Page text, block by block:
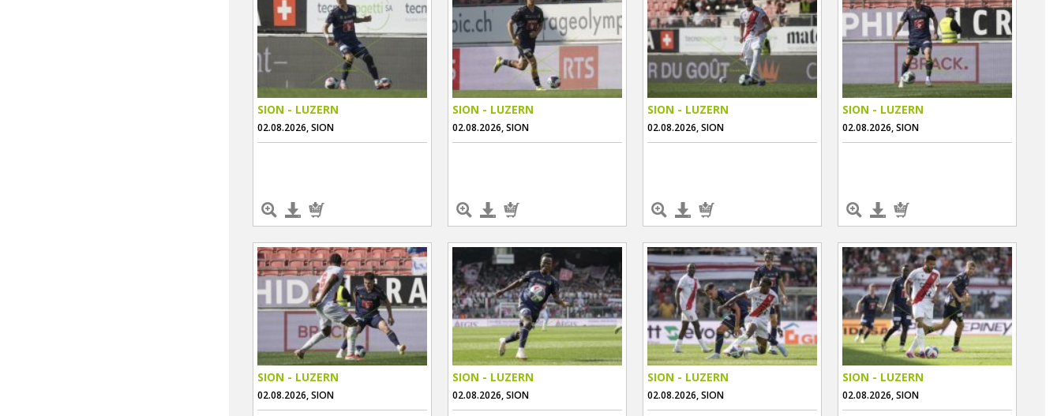
SION - LUZERN
02.08.2026, SION
SION - LUZERN
02.08.2026, SION
SION - LUZERN
02.08.2026, SION
SION - LUZERN
02.08.2026, SION
SION - LUZERN
02.08.2026, SION
SION - LUZERN
02.08.2026, SION
SION - LUZERN
02.08.2026, SION
SION - LUZERN
02.08.2026, SION